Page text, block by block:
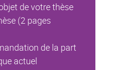
de votre thèse
(2 pages
de la part
actuel